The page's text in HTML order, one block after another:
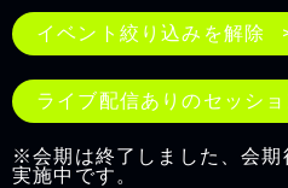
イベント絞り込みを解除
ライブ配信ありのセッシ
※会期は終了しました、会期
実施中です。